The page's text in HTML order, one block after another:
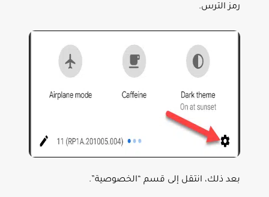
رمز الترس.
بعد ذلك، انتقل إلى قسم “الخصوصية”.